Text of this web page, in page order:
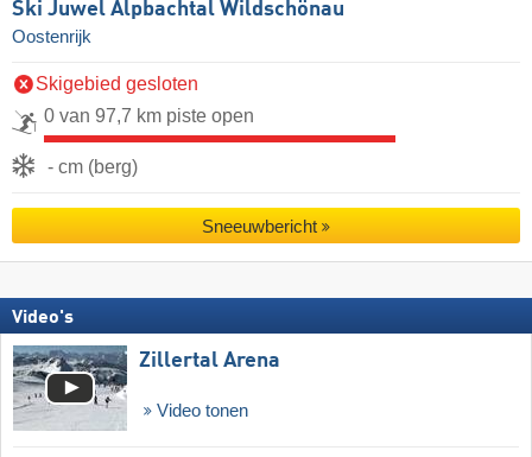
Ski Juwel Alpbachtal Wildschönau
Oostenrijk
Skigebied gesloten
0 van 97,7 km piste open
- cm (berg)
Sneeuwbericht
Video's
Zillertal Arena
Video tonen